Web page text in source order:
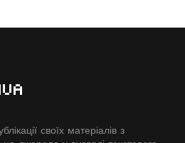
своїх матеріалів з